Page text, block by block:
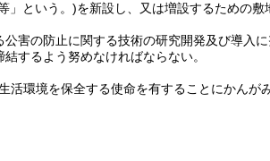
」という。)を新設し、又は増設するための
害の防止に関する技術の研究開発及び導入に
するよう努めなければならない。
活環境を保全する使命を有することにかん